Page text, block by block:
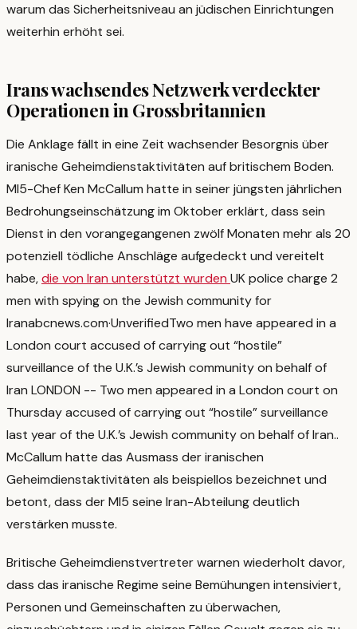
warum das Sicherheitsniveau an jüdischen Einrichtungen
weiterhin erhöht sei.
Irans wachsendes Netzwerk verdeckter
Operationen in Grossbritannien
Die Anklage fällt in eine Zeit wachsender Besorgnis über
iranische Geheimdienstaktivitäten auf britischem Boden.
MI5-Chef Ken McCallum hatte in seiner jüngsten jährlichen
Bedrohungseinschätzung im Oktober erklärt, dass sein
Dienst in den vorangegangenen zwölf Monaten mehr als 20
potenziell tödliche Anschläge aufgedeckt und vereitelt
habe,die von Iran unterstützt wurden UK police charge 2
men with spying on the Jewish community for
Iranabcnews.com·UnverifiedTwo men have appeared in a
London court accused of carrying out “hostile”
surveillance of the U.K.’s Jewish community on behalf of
Iran LONDON -- Two men appeared in a London court on
Thursday accused of carrying out “hostile” surveillance
last year of the U.K.’s Jewish community on behalf of Iran..
McCallum hatte das Ausmass der iranischen
Geheimdienstaktivitäten als beispiellos bezeichnet und
betont, dass der MI5 seine Iran-Abteilung deutlich
verstärken musste.
Britische Geheimdienstvertreter warnen wiederholt davor,
dass das iranische Regime seine Bemühungen intensiviert,
Personen und Gemeinschaften zu überwachen,